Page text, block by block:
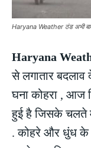
Haryana Weather ठंड अभी
Haryana
से लगातार
घना कोहरा ,
हुई है जिसके चलते
. कोहरे और धुंध के